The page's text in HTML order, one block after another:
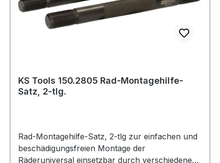
KS Tools 150.2805 Rad-Montagehilfe-
Satz, 2-tlg.
Rad-Montagehilfe-Satz, 2-tlg zur einfachen und
beschädigungsfreien Montage der
Räderuniversal einsetzbar durch verschiedene